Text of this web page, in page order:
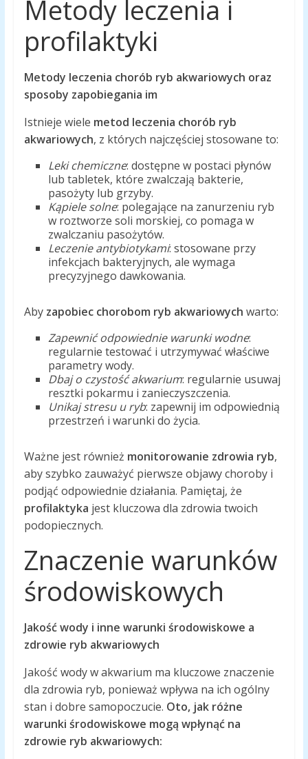
Metody leczenia i
profilaktyki
Metody leczenia chorób ryb akwariowych oraz
sposoby zapobiegania im
Istnieje wiele metod leczenia chorób ryb
akwariowych, z których najczęściej stosowane to:
Leki chemiczne: dostępne w postaci płynów
lub tabletek, które zwalczają bakterie,
pasożyty lub grzyby.
Kąpiele solne: polegające na zanurzeniu ryb
w roztworze soli morskiej, co pomaga w
zwalczaniu pasożytów.
Leczenie antybiotykami: stosowane przy
infekcjach bakteryjnych, ale wymaga
precyzyjnego dawkowania.
Aby zapobiec chorobom ryb akwariowych warto:
Zapewnić odpowiednie warunki wodne:
regularnie testować i utrzymywać właściwe
parametry wody.
Dbaj o czystość akwarium: regularnie usuwaj
resztki pokarmu i zanieczyszczenia.
Unikaj stresu u ryb: zapewnij im odpowiednią
przestrzeń i warunki do życia.
Ważne jest również monitorowanie zdrowia ryb,
aby szybko zauważyć pierwsze objawy choroby i
podjąć odpowiednie działania. Pamiętaj, że
profilaktyka jest kluczowa dla zdrowia twoich
podopiecznych.
Znaczenie warunków
środowiskowych
Jakość wody i inne warunki środowiskowe a
zdrowie ryb akwariowych
Jakość wody w akwarium ma kluczowe znaczenie
dla zdrowia ryb, ponieważ wpływa na ich ogólny
stan i dobre samopoczucie. Oto, jak różne
warunki środowiskowe mogą wpłynąć na
zdrowie ryb akwariowych: